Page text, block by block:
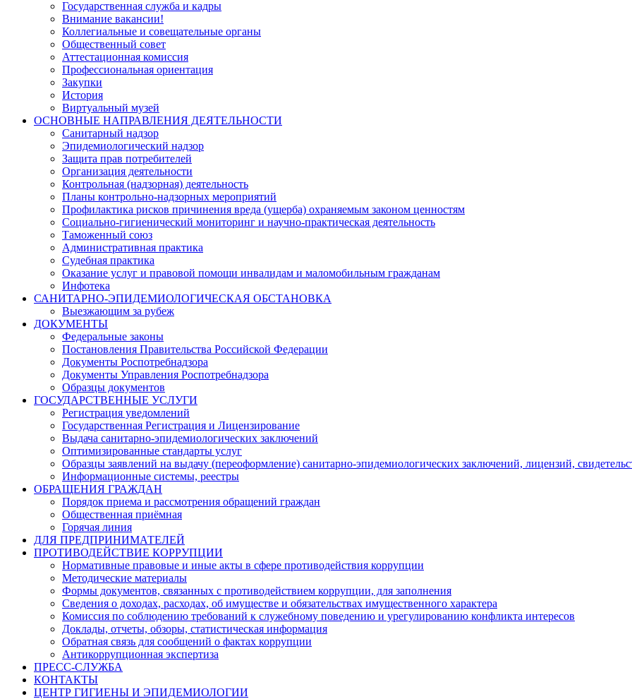
Государственная служба и кадры
Внимание вакансии!
Коллегиальные и совещательные органы
Общественный совет
Аттестационная комиссия
Профессиональная ориентация
Закупки
История
Виртуальный музей
ОСНОВНЫЕ НАПРАВЛЕНИЯ ДЕЯТЕЛЬНОСТИ
Санитарный надзор
Эпидемиологический надзор
Защита прав потребителей
Организация деятельности
Контрольная (надзорная) деятельность
Планы контрольно-надзорных мероприятий
Профилактика рисков причинения вреда (ущерба) охраняемым законом ценностям
Социально-гигиенический мониторинг и научно-практическая деятельность
Таможенный союз
Административная практика
Судебная практика
Оказание услуг и правовой помощи инвалидам и маломобильным гражданам
Инфотека
САНИТАРНО-ЭПИДЕМИОЛОГИЧЕСКАЯ ОБСТАНОВКА
Выезжающим за рубеж
ДОКУМЕНТЫ
Федеральные законы
Постановления Правительства Российской Федерации
Документы Роспотребнадзора
Документы Управления Роспотребнадзора
Образцы документов
ГОСУДАРСТВЕННЫЕ УСЛУГИ
Регистрация уведомлений
Государственная Регистрация и Лицензирование
Выдача санитарно-эпидемиологических заключений
Оптимизированные стандарты услуг
Образцы заявлений на выдачу (переоформление) санитарно-эпидемиологических заключений, лицензий,
Информационные системы, реестры
ОБРАЩЕНИЯ ГРАЖДАН
Порядок приема и рассмотрения обращений граждан
Общественная приёмная
Горячая линия
ДЛЯ ПРЕДПРИНИМАТЕЛЕЙ
ПРОТИВОДЕЙСТВИЕ КОРРУПЦИИ
Нормативные правовые и иные акты в сфере противодействия коррупции
Методические материалы
Формы документов, связанных с противодействием коррупции, для заполнения
Сведения о доходах, расходах, об имуществе и обязательствах имущественного характера
Комиссия по соблюдению требований к служебному поведению и урегулированию конфликта интересов
Доклады, отчеты, обзоры, статистическая информация
Обратная связь для сообщений о фактах коррупции
Антикоррупционная экспертиза
ПРЕСС-СЛУЖБА
КОНТАКТЫ
ЦЕНТР ГИГИЕНЫ И ЭПИДЕМИОЛОГИИ